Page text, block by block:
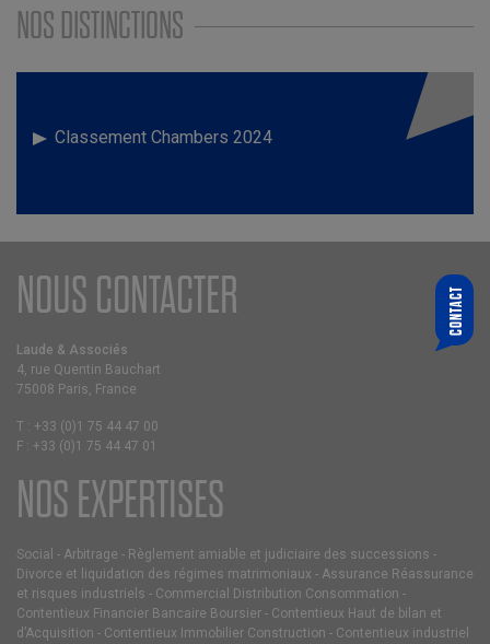
NOS DISTINCTIONS
Classement Chambers 2024
CONTACT
QUI SOUHAITEZ-VOUS CONTACTER ?
NOUS CONTACTER
Laude & Associés
4, rue Quentin Bauchart
75008 Paris, France
T : +33 (0)1 75 44 47 00
F : +33 (0)1 75 44 47 01
NOS EXPERTISES
Social - Arbitrage - Règlement amiable et judiciaire des successions -
Divorce et liquidation des régimes matrimoniaux - Assurance Réassurance
et risques industriels - Commercial Distribution Consommation -
Contentieux Financier Bancaire Boursier - Contentieux Haut de bilan et
d’Acquisition - Contentieux Immobilier Construction - Contentieux industriel